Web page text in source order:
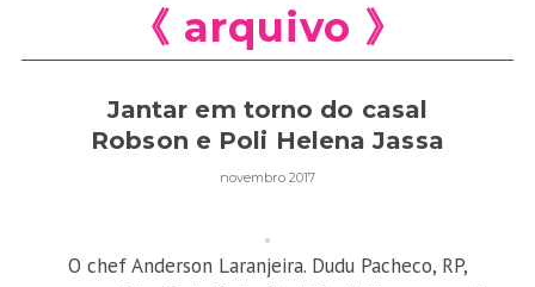
《 arquivo 》
Jantar em torno do casal
Robson e Poli Helena Jassa
novembro 2017
O chef Anderson Laranjeira. Dudu Pacheco, RP,